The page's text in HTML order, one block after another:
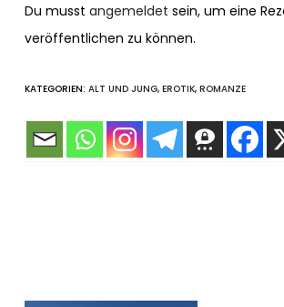
Du musst angemeldet sein, um eine
veröffentlichen zu können.
KATEGORIEN: ALT UND JUNG, EROTIK, ROMANZE